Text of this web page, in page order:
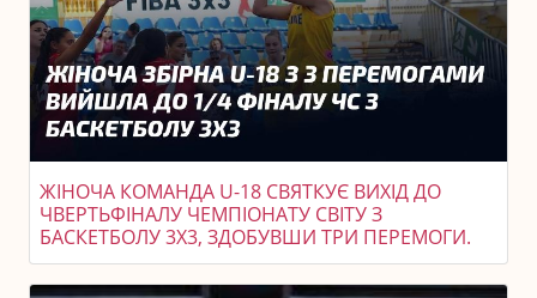
ЖІНОЧА КОМАНДА U-18 СВЯТКУЄ ВИХІД ДО
ЧВЕРТЬФІНАЛУ ЧЕМПІОНАТУ СВІТУ З
БАСКЕТБОЛУ 3X3, ЗДОБУВШИ ТРИ ПЕРЕМОГИ.